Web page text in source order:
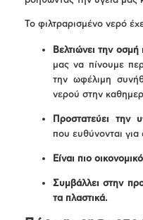
Το φιλτραρισμένο νερό
Βελτιώνει την
μας να πίνουμε
την ωφέλιμη
νερού στην
Προστατεύει την
που ευθύνονται
Είναι πιο
Συμβάλλει στην
τα πλαστικά.